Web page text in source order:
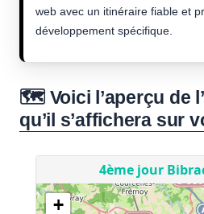
web avec un itinéraire fiable et
développement spécifique.
🗺️ Voici l’aperçu de
qu’il s’affichera sur